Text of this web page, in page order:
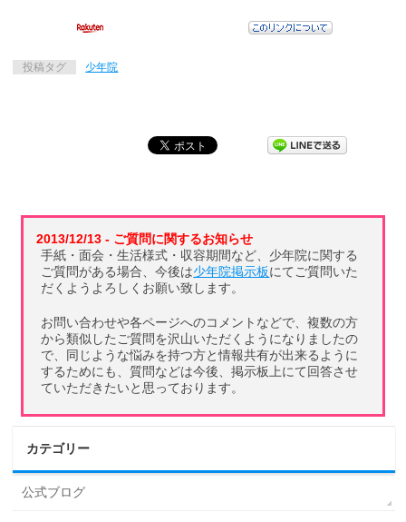
投稿タグ 少年院
2013/12/13 - ご質問に関するお知らせ
手紙・面会・生活様式・収容期間など、少年院に関する
ご質問がある場合、今後は少年院掲示板にてご質問いた
だくようよろしくお願い致します。
お問い合わせや各ページへのコメントなどで、複数の方
から類似したご質問を沢山いただくようになりましたの
で、同じような悩みを持つ方と情報共有が出来るように
するためにも、質問などは今後、掲示板上にて回答させ
ていただきたいと思っております。
カテゴリー
公式ブログ